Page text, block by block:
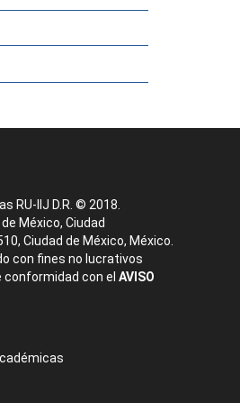
RU-IIJ D.R. © 2018.
México, Ciudad
Ciudad de México, México.
con fines no lucrativos
con el AVISO